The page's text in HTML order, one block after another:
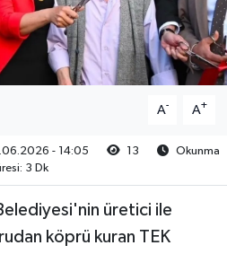
A- A+
- 14:05 13
Okunma
3 Dk
üretici ile
köprü kuran TEK